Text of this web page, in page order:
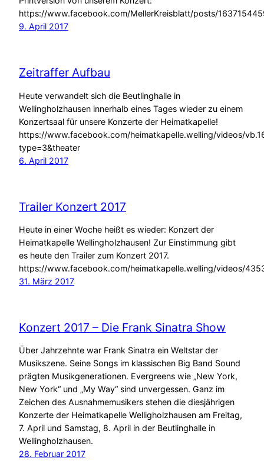
https://www.facebook.com/MellerKreisblatt/posts/
9. April 2017
Zeitraffer Aufbau
Heute verwandelt sich die Beutlinghalle in
Wellingholzhausen innerhalb eines Tages wieder zu einem
Konzertsaal für unsere Konzerte der Heimatkapelle!
https://www.facebook.com/heimatkapelle.welling/videos/
type=3&theater
6. April 2017
Trailer Konzert 2017
Heute in einer Woche heißt es wieder: Konzert der
Heimatkapelle Wellingholzhausen! Zur Einstimmung gibt
es heute den Trailer zum Konzert 2017.
https://www.facebook.com/heimatkapelle.welling/videos/
31. März 2017
Konzert 2017 – Die Frank Sinatra Show
Über Jahrzehnte war Frank Sinatra ein Weltstar der
Musikszene. Seine Songs im klassischen Big Band Sound
prägten Musikgenerationen. Evergreens wie „New York,
New York“ und „My Way“ sind unvergessen. Ganz im
Zeichen des Ausnahmemusikers stehen die diesjährigen
Konzerte der Heimatkapelle Welligholzhausen am Freitag,
7. April und Samstag, 8. April in der Beutlinghalle in
Wellingholzhausen.
28. Februar 2017